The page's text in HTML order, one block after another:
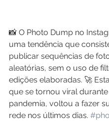
📸 O Photo Dump no
uma tendência que
publicar sequências de
aleatórias, sem o uso de
edições elaboradas. 🚀
que se tornou viral durante
pandemia, voltou a fazer
rede nos últimos dias.